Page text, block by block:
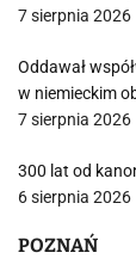
7 sierpnia 2026
Oddawał
w niemieckim
7 sierpnia 2026
300 lat od
6 sierpnia 2026
POZNAŃ